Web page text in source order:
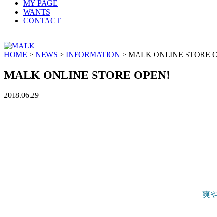
MY PAGE
WANTS
CONTACT
HOME > NEWS > INFORMATION > MALK ONLINE STORE
MALK ONLINE STORE OPEN!
2018.06.29
爽